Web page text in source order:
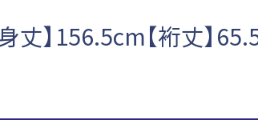
丈】156.5cm【裄丈】